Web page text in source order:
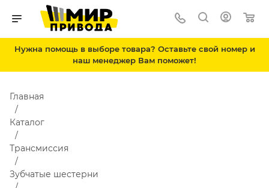
Нужна помощь в выборе товара? Оставьте свой номер и
наш менеджер Вам поможет!
Главная
Каталог
Трансмиссия
Зубчатые шестерни